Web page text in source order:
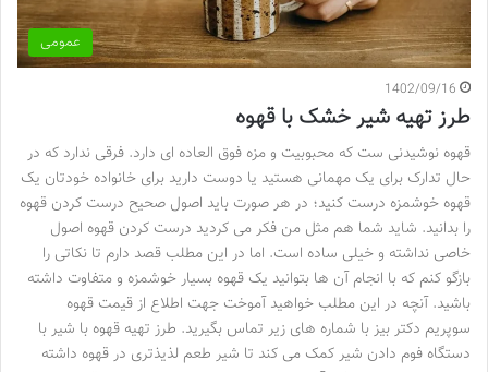
عمومی
1402/09/16
طرز تهیه شیر خشک با قهوه
قهوه نوشیدنی ست که محبوبیت و مزه فوق العاده ای دارد. فرقی ندارد که در
حال تدارک برای یک مهمانی هستید یا دوست دارید برای خانواده خودتان یک
قهوه خوشمزه درست کنید؛ در هر صورت باید اصول صحیح درست کردن قهوه
را بدانید. شاید شما هم مثل من فکر می کردید درست کردن قهوه اصول
خاصی نداشته و خیلی ساده است. اما در این مطلب قصد دارم تا نکاتی را
بازگو کنم که با انجام آن ها بتوانید یک قهوه بسیار خوشمزه و متفاوت داشته
باشید. آنچه در این مطلب خواهید آموخت جهت اطلاع از قیمت قهوه
سوپریم دکتر بیز با شماره های زیر تماس بگیرید. طرز تهیه قهوه با شیر با
دستگاه فوم دادن شیر کمک می کند تا شیر طعم لذیذتری در قهوه داشته